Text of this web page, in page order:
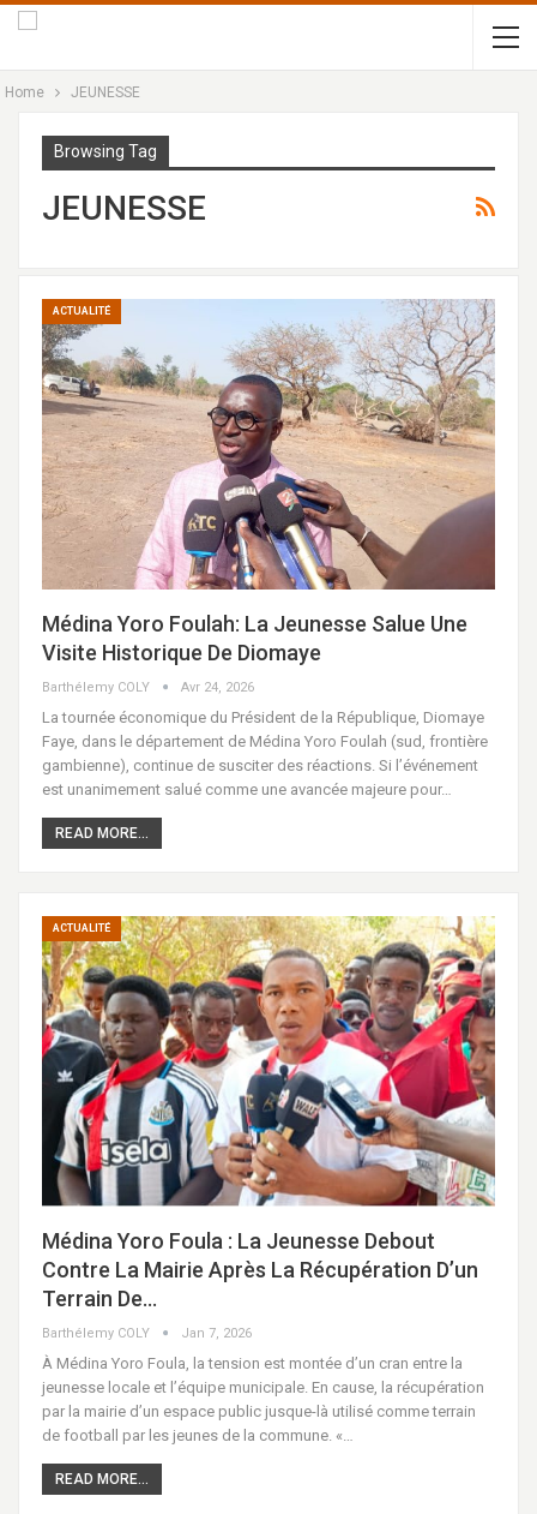
Home JEUNESSE
Browsing Tag
JEUNESSE
ACTUALITÉ
Médina Yoro Foulah: La Jeunesse Salue Une
Visite Historique De Diomaye
Barthélemy COLY Avr 24, 2026
La tournée économique du Président de la République, Diomaye
Faye, dans le département de Médina Yoro Foulah (sud, frontière
gambienne), continue de susciter des réactions. Si l’événement
est unanimement salué comme une avancée majeure pour…
READ MORE...
ACTUALITÉ
Médina Yoro Foula : La Jeunesse Debout
Contre La Mairie Après La Récupération D’un
Terrain De…
Barthélemy COLY Jan 7, 2026
À Médina Yoro Foula, la tension est montée d’un cran entre la
jeunesse locale et l’équipe municipale. En cause, la récupération
par la mairie d’un espace public jusque-là utilisé comme terrain
de football par les jeunes de la commune. «…
READ MORE...